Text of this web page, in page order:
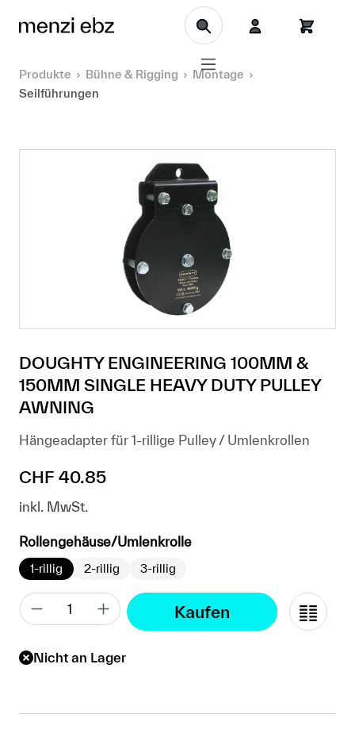
Zum Hauptinhalt springen
Produkte Bühne & Rigging
Montage
Seilführungen
DOUGHTY ENGINEERING 100MM &
150MM SINGLE HEAVY DUTY PULLEY
AWNING
Hängeadapter für 1-rillige Pulley / Umlenkrollen
Regulärer Preis:
CHF 40.85
inkl. MwSt.
Rollengehäuse/Umlenkrolleauswählen
1-rillig 2-rillig 3-rillig
Kaufen
Nicht an Lager